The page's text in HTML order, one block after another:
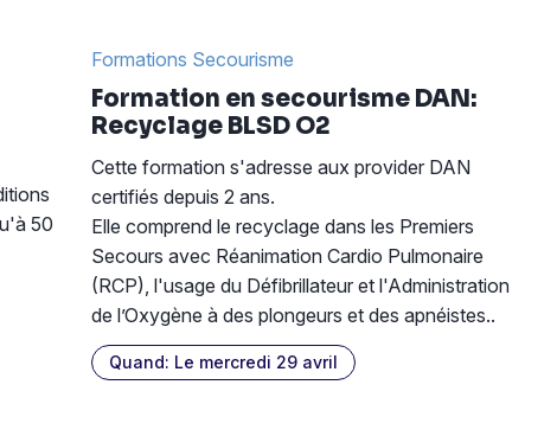
50
Formations Secourisme
Formation en secourisme DAN:
Recyclage BLSD O2
Cette formation s'adresse aux provider DAN
certifiés depuis 2 ans.
Elle comprend le recyclage dans les Premiers
Secours avec Réanimation Cardio Pulmonaire
(RCP), l'usage du Défibrillateur et l'Administration
de l’Oxygène à des plongeurs et des apnéistes..
Quand: Le mercredi 29 avril